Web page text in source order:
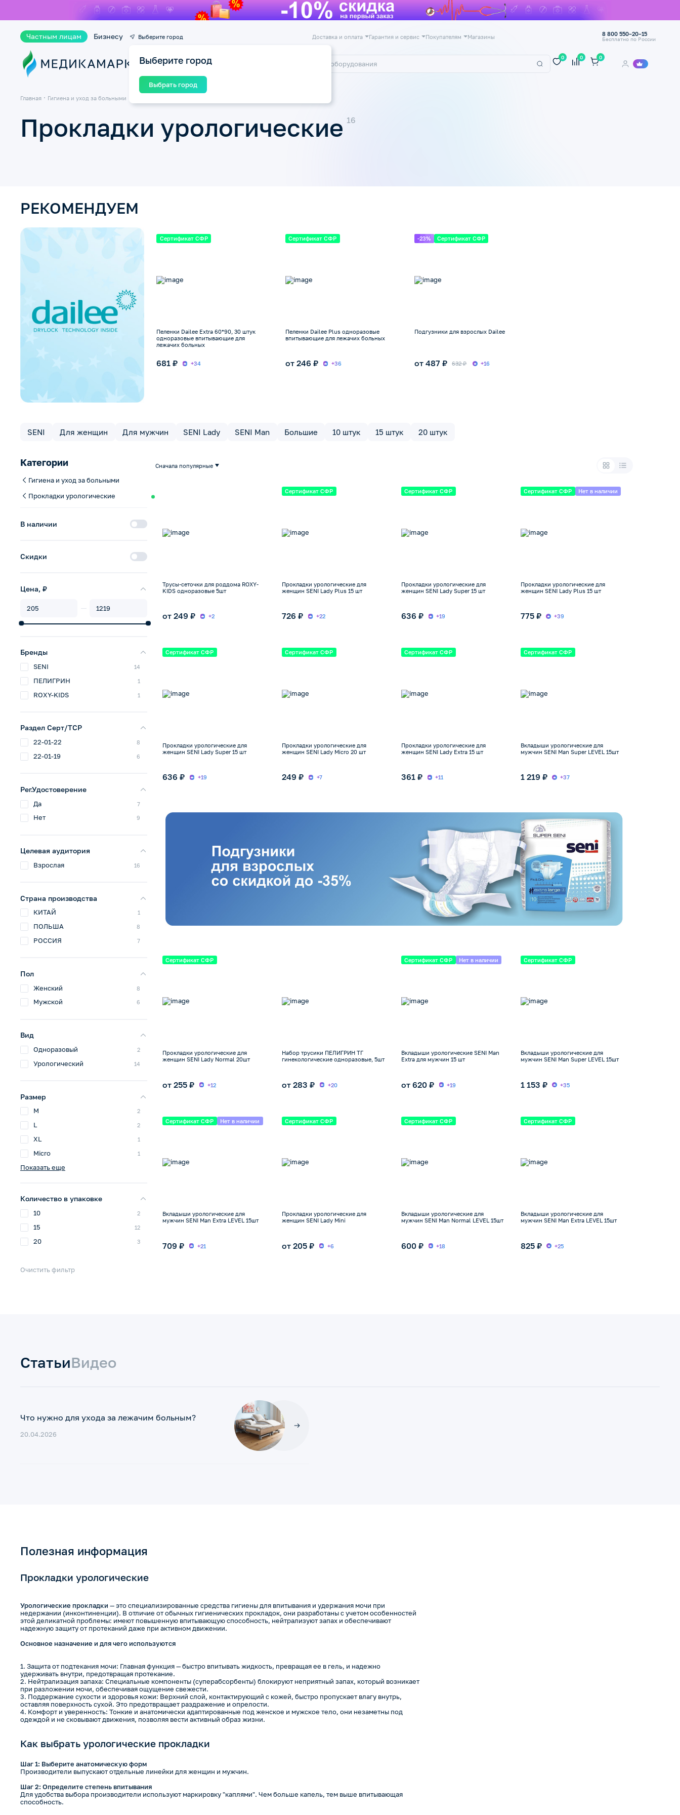
Частным лицам Бизнесу Выберите город
Выберите город
Выбрать город
Доставка и оплата Гарантия и сервис Покупателям Магазины 8 800 550–20–15
Бесплатно по России
Каталог
0 0 0
Главная Гигиена и уход за больными
Прокладки урологические
РЕКОМЕНДУЕМ
Сертификат СФР
Пеленки Dailee Extra 60*90, 30 штук
одноразовые впитывающие для
лежачих больных
681 ₽ +34
Сертификат СФР
Пеленки Dailee Plus одноразовые
впитывающие для лежачих больных
от 246 ₽ +36
-23% Сертификат СФР
Подгузники для взрослых Dailee
от 487 ₽ 632 ₽ +16
SENI Для женщин Для мужчин SENI Lady SENI Man Большие 10 штук 15 штук 20 штук
Категории
Гигиена и уход за больными
Прокладки урологические
В наличии
Скидки
Цена, ₽
Бренды
SENI 14
ПЕЛИГРИН 1
ROXY-KIDS 1
Раздел Серт/ТСР
22-01-22 8
22-01-19 6
Рег.Удостоверение
Да 7
Нет 9
Целевая аудитория
Взрослая 16
Страна производства
КИТАЙ 1
ПОЛЬША 8
РОССИЯ 7
Пол
Женский 8
Мужской 6
Вид
Одноразовый 2
Урологический 14
Размер
M 2
L 2
XL 1
Micro 1
Показать еще
Количество в упаковке
10 2
15 12
20 3
Очистить фильтр
Сначала популярные
Трусы-сеточки для роддома ROXY-
KIDS одноразовые 5шт
от 249 ₽ +2
Сертификат СФР
Прокладки урологические для
женщин SENI Lady Plus 15 шт
726 ₽ +22
Сертификат СФР
Прокладки урологические для
женщин SENI Lady Super 15 шт
636 ₽ +19
Сертификат СФР Нет в наличии
Прокладки урологические для
женщин SENI Lady Plus 15 шт
775 ₽ +39
Сертификат СФР
Прокладки урологические для
женщин SENI Lady Super 15 шт
636 ₽ +19
Сертификат СФР
Прокладки урологические для
женщин SENI Lady Micro 20 шт
249 ₽ +7
Сертификат СФР
Прокладки урологические для
женщин SENI Lady Extra 15 шт
361 ₽ +11
Сертификат СФР
Вкладыши урологические для
мужчин SENI Man Super LEVEL 15шт
1 219 ₽ +37
Сертификат СФР
Прокладки урологические для
женщин SENI Lady Normal 20шт
от 255 ₽ +12
Набор трусики ПЕЛИГРИН ТГ
гинекологические одноразовые, 5шт
от 283 ₽ +20
Сертификат СФР Нет в наличии
Вкладыши урологические SENI Man
Extra для мужчин 15 шт
от 620 ₽ +19
Сертификат СФР
Вкладыши урологические для
мужчин SENI Man Super LEVEL 15шт
1 153 ₽ +35
Сертификат СФР Нет в наличии
Вкладыши урологические для
мужчин SENI Man Extra LEVEL 15шт
709 ₽ +21
Сертификат СФР
Прокладки урологические для
женщин SENI Lady Mini
от 205 ₽ +6
Сертификат СФР
Вкладыши урологические для
мужчин SENI Man Normal LEVEL 15шт
600 ₽ +18
Сертификат СФР
Вкладыши урологические для
мужчин SENI Man Extra LEVEL 15шт
825 ₽ +25
СтатьиВидео
Что нужно для ухода за лежачим больным?
20.04.2026
Полезная информация
Прокладки урологические
Урологические прокладки — это специализированные средства гигиены для впитывания и удержания мочи при
недержании (инконтиненции). В отличие от обычных гигиенических прокладок, они разработаны с учетом особенностей
этой деликатной проблемы: имеют повышенную впитывающую способность, нейтрализуют запах и обеспечивают
надежную защиту от протеканий даже при активном движении.
Основное назначение и для чего используются
Защита от подтекания мочи: Главная функция — быстро впитывать жидкость, превращая ее в гель, и надежно
удерживать внутри, предотвращая протекание.
Нейтрализация запаха: Специальные компоненты (суперабсорбенты) блокируют неприятный запах, который возникает
при разложении мочи, обеспечивая ощущение свежести.
Поддержание сухости и здоровья кожи: Верхний слой, контактирующий с кожей, быстро пропускает влагу внутрь,
оставляя поверхность сухой. Это предотвращает раздражение и опрелости.
Комфорт и уверенность: Тонкие и анатомически адаптированные под женское и мужское тело, они незаметны под
одеждой и не сковывают движения, позволяя вести активный образ жизни.
Как выбрать урологические прокладки
Шаг 1: Выберите анатомическую форм
Производители выпускают отдельные линейки для женщин и мужчин.
Шаг 2: Определите степень впитывания
Для удобства выбора производители используют маркировку "каплями". Чем больше капель, тем выше впитывающая
способность.